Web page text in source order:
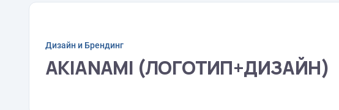
Дизайн и Брендинг
AKIANAMI (ЛОГОТИП+ДИЗАЙН)